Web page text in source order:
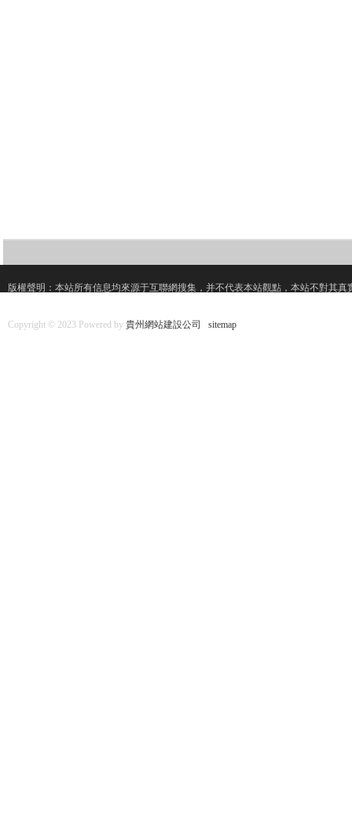
版權聲明：本站所有信息均來源于互聯網搜集，并不代表本站觀點，本站不對其
Copyright © 2023 Powered by 貴州網站建設公司 sitemap